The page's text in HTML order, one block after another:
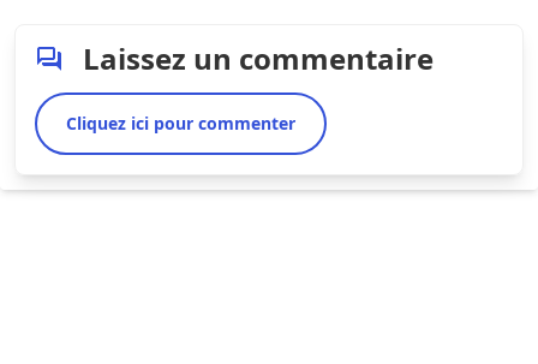
Laissez un commentaire
Cliquez ici pour commenter